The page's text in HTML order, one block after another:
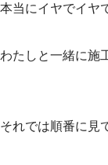
本当にイヤでイヤ
わたしと一緒に施
それでは順番に見